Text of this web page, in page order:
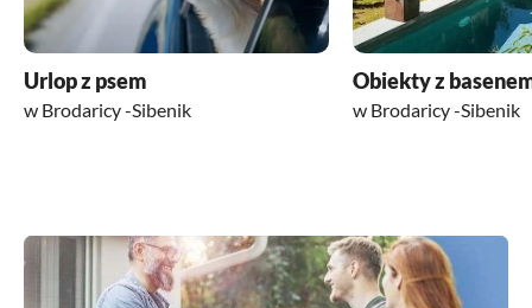
Urlop z psem
w Brodaricy -Sibenik
Obiekty z
w Brodaricy -Sibenik